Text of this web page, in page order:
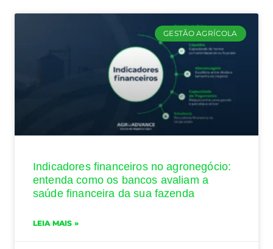
GESTÃO AGRÍCOLA
Indicadores financeiros no agronegócio:
entenda como os bancos avaliam a
saúde financeira da sua fazenda
LEIA MAIS »